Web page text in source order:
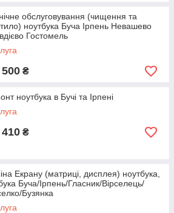
обслуговування (чищення та
ноутбука Буча Ірпень Невашево
Гостомель
500 ₴
ноутбука в Бучі та Ірпені
410 ₴
Екрану (матриці, дисплея) ноутбука,
Буча/Ірпень/Гласник/Вірселець/
Бузянка